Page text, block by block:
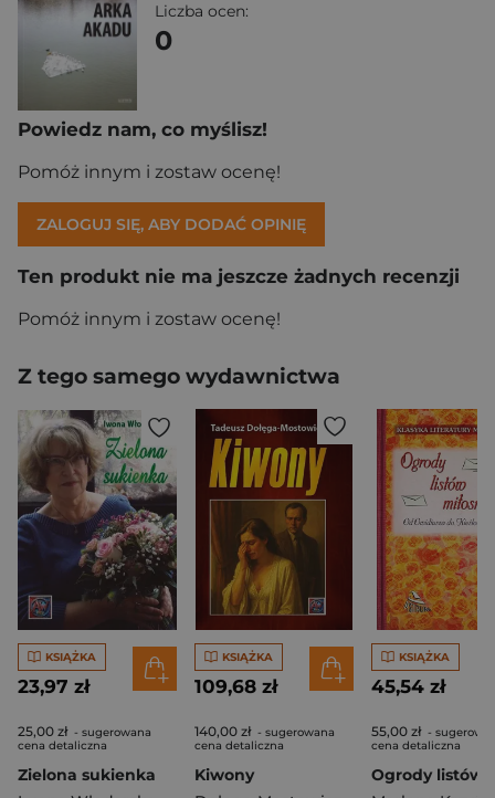
Liczba ocen:
0
Powiedz nam, co myślisz!
Pomóż innym i zostaw ocenę!
ZALOGUJ SIĘ, ABY DODAĆ OPINIĘ
Ten produkt nie ma jeszcze żadnych recenzji
Pomóż innym i zostaw ocenę!
Z tego samego wydawnictwa
KSIĄŻKA
23,97 zł
25,00 zł - sugerowana
cena detaliczna
Zielona sukienka
KSIĄŻKA
109,68 zł
140,00 zł - sugerowana
cena detaliczna
Kiwony
KSIĄŻKA
45,54 zł
55,00 zł -
cena detaliczna